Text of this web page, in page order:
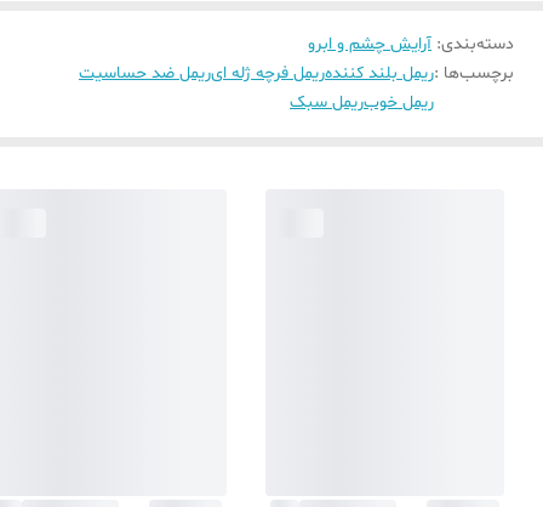
دسته‌بندی: آرایش چشم و ابرو
برچسب‌ها :ریمل بلند کنندهریمل فرچه ژله ایریمل ضد حساسیت
ریمل خوبریمل سبک